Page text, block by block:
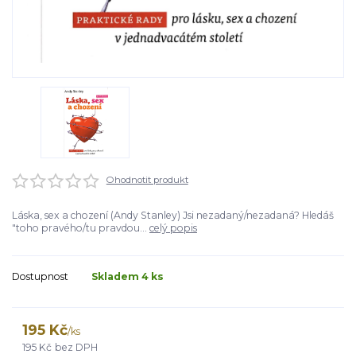
Ohodnotit produkt
Láska, sex a chození (Andy Stanley) Jsi nezadaný/nezadaná? Hledáš
"toho pravého/tu pravdou... celý popis
Dostupnost Skladem 4 ks
195 Kč/ks
195 Kč bez DPH